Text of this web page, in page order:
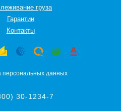
груза
Гарантии
Контакты
персональных данных
30-1234-7